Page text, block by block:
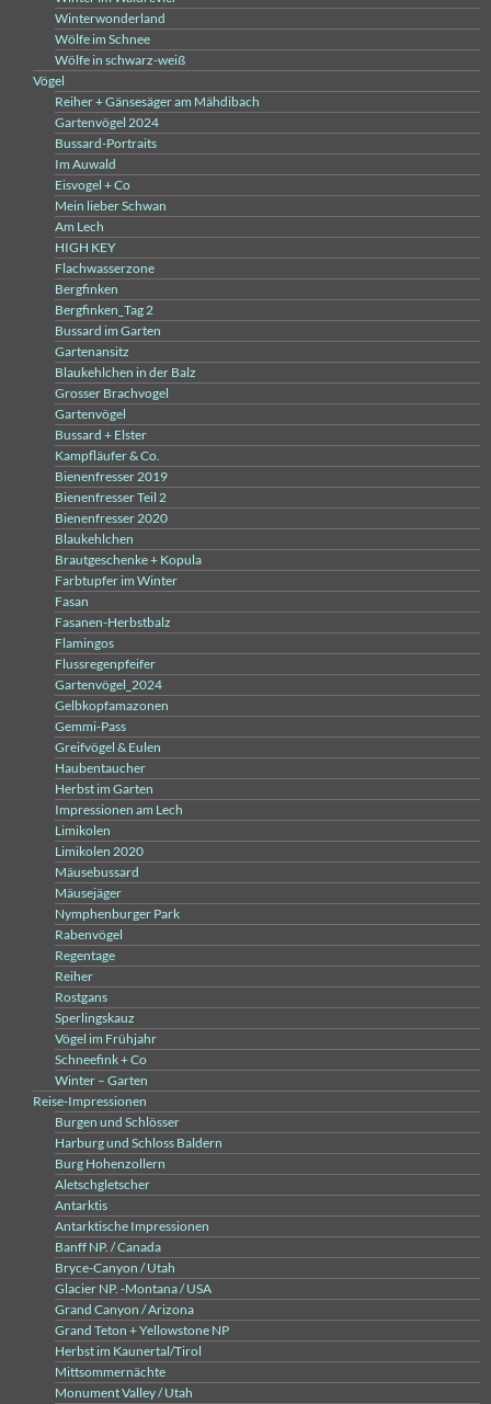
Winterwonderland
Wölfe im Schnee
Wölfe in schwarz-weiß
Vögel
Reiher + Gänsesäger am Mähdibach
Gartenvögel 2024
Bussard-Portraits
Im Auwald
Eisvogel + Co
Mein lieber Schwan
Am Lech
HIGH KEY
Flachwasserzone
Bergfinken
Bergfinken_Tag 2
Bussard im Garten
Gartenansitz
Blaukehlchen in der Balz
Grosser Brachvogel
Gartenvögel
Bussard + Elster
Kampfläufer & Co.
Bienenfresser 2019
Bienenfresser Teil 2
Bienenfresser 2020
Blaukehlchen
Brautgeschenke + Kopula
Farbtupfer im Winter
Fasan
Fasanen-Herbstbalz
Flamingos
Flussregenpfeifer
Gartenvögel_2024
Gelbkopfamazonen
Gemmi-Pass
Greifvögel & Eulen
Haubentaucher
Herbst im Garten
Impressionen am Lech
Limikolen
Limikolen 2020
Mäusebussard
Mäusejäger
Nymphenburger Park
Rabenvögel
Regentage
Reiher
Rostgans
Sperlingskauz
Vögel im Frühjahr
Schneefink + Co
Winter – Garten
Reise-Impressionen
Burgen und Schlösser
Harburg und Schloss Baldern
Burg Hohenzollern
Aletschgletscher
Antarktis
Antarktische Impressionen
Banff NP. / Canada
Bryce-Canyon / Utah
Glacier NP. -Montana / USA
Grand Canyon / Arizona
Grand Teton + Yellowstone NP
Herbst im Kaunertal/Tirol
Mittsommernächte
Monument Valley / Utah